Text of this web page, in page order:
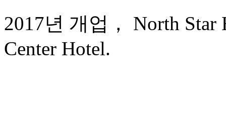
2017년 개업， North Star
Center Hotel.